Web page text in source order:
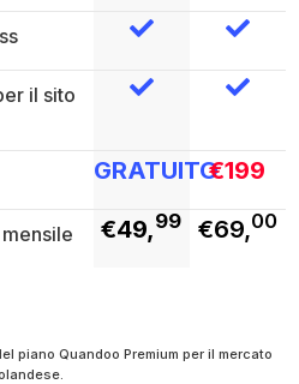
il sito
GRATUITO€199
€49,99 €69,00
piano Quandoo Premium per il mercato